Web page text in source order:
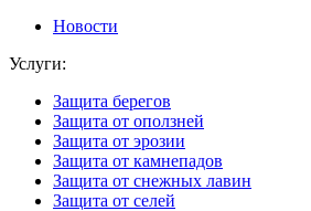
Новости
Услуги:
Защита берегов
Защита от оползней
Защита от эрозии
Защита от камнепадов
Защита от снежных лавин
Защита от селей